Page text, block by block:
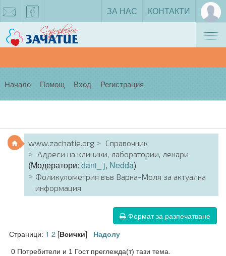
facebook
ЗА НАС КОНТАКТИ
Начало Помощ Вход Регистрация
www.zachatie.org
Справочник
Адреси на клиники, лаборатории, лекари
(Модератори: dani_ j, Nedda)
Фоликулометрия във Варна-Моля за актуална
информация
Формат за разпечатване
Страници: 1 2[Всички] Надолу
0 Потребители и 1 Гост преглежда(т) тази тема.